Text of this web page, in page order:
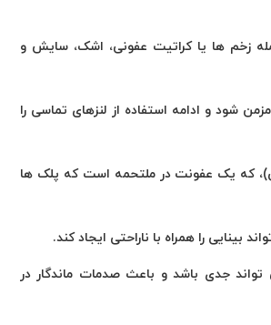
زخم ها یا کراتیت عفونی، اشک، سایش و
شود و ادامه استفاده از لنزهای تماسی را
که یک عفونت در ملتحمه است که پلک ها
بینایی را همراه با ناراحتی ایجاد کند.
جدی باشد و باعث صدمات ماندگار در